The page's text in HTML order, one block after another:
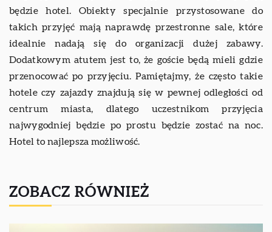
będzie hotel. Obiekty specjalnie przystosowane do
takich przyjęć mają naprawdę przestronne sale, które
idealnie nadają się do organizacji dużej zabawy.
Dodatkowym atutem jest to, że goście będą mieli gdzie
przenocować po przyjęciu. Pamiętajmy, że często takie
hotele czy zajazdy znajdują się w pewnej odległości od
centrum miasta, dlatego uczestnikom przyjęcia
najwygodniej będzie po prostu będzie zostać na noc.
Hotel to najlepsza możliwość.
ZOBACZ RÓWNIEŻ